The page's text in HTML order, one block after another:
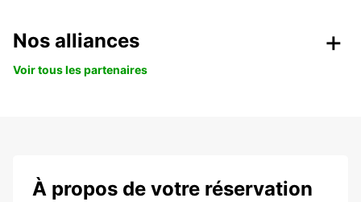
Nos alliances
Voir tous les partenaires
À propos de votre réservation